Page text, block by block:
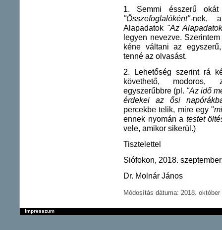
1. Semmi ésszerű
"Összefoglalóként"-nek,
Alapadatok "Az
legyen nevezve.
kéne váltani az
tenné az olvasást.
2. Lehetőség szerint rá
követhető, modoros,
egyszerűbbre (pl. "Az idő
érdekei az ősi
percekbe telik, mire egy "
ennek nyomán a testet
vele, amikor sikerül.)
Tisztelettel
Siófokon, 2018.
Dr. Molnár János
Módosítás dátuma: 2018.
Impresszum